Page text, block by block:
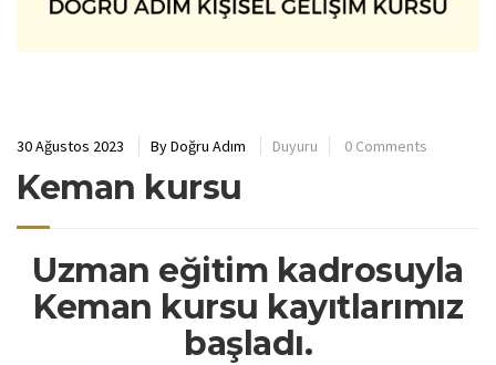
30 Ağustos 2023 ByDoğru Adım Duyuru 0 Comments
Keman kursu
Uzman eğitim kadrosuyla
Keman kursu kayıtlarımız
başladı.